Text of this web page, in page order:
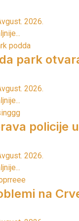
2026.
park
2026.
policije
2026.
na